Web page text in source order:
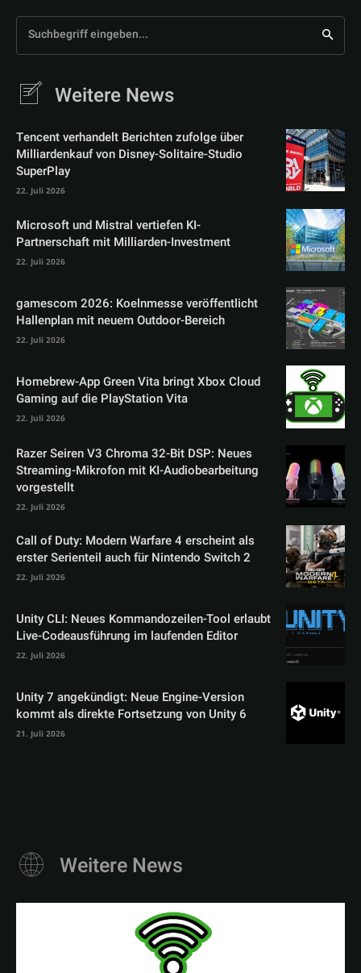
Suchbegriff eingeben...
Weitere News
Tencent verhandelt Berichten zufolge über
Milliardenkauf von Disney-Solitaire-Studio
SuperPlay
22. Juli 2026
Microsoft und Mistral vertiefen KI-
Partnerschaft mit Milliarden-Investment
22. Juli 2026
gamescom 2026: Koelnmesse veröffentlicht
Hallenplan mit neuem Outdoor-Bereich
22. Juli 2026
Homebrew-App Green Vita bringt Xbox Cloud
Gaming auf die PlayStation Vita
22. Juli 2026
Razer Seiren V3 Chroma 32-Bit DSP: Neues
Streaming-Mikrofon mit KI-Audiobearbeitung
vorgestellt
22. Juli 2026
Call of Duty: Modern Warfare 4 erscheint als
erster Serienteil auch für Nintendo Switch 2
22. Juli 2026
Unity CLI: Neues Kommandozeilen-Tool erlaubt
Live-Codeausführung im laufenden Editor
22. Juli 2026
Unity 7 angekündigt: Neue Engine-Version
kommt als direkte Fortsetzung von Unity 6
21. Juli 2026
Weitere News